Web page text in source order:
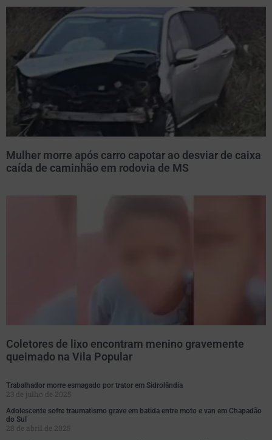
Mulher morre após carro capotar ao desviar de caixa
caída de caminhão em rodovia de MS
Coletores de lixo encontram menino gravemente
queimado na Vila Popular
Trabalhador morre esmagado por trator em Sidrolândia
23 de julho de 2025
Adolescente sofre traumatismo grave em batida entre moto e van em Chapadão
do Sul
28 de abril de 2025